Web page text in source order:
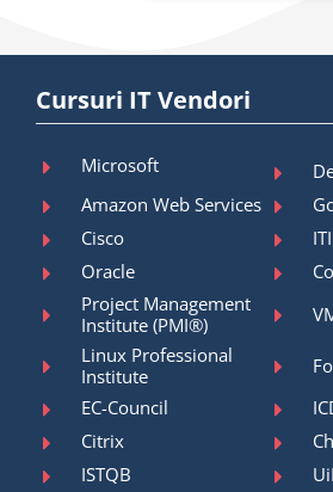
Cursuri IT Vendori
Microsoft
Amazon Web Services
Cisco
Oracle
Project Management
Institute (PMI®)
Linux Professional
Institute
EC-Council
Citrix
ISTQB